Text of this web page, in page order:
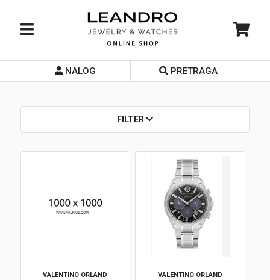
Početna
Prodavnice
Loyalty Club
NALOG PRETRAGA
FILTER
VALENTINO ORLAND
VALENTINO ORLAND